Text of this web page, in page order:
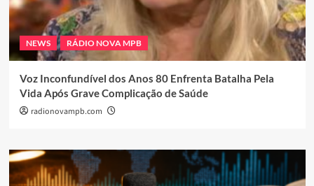
NEWS RÁDIO NOVA MPB
Voz Inconfundível dos Anos 80 Enfrenta Batalha Pela
Vida Após Grave Complicação de Saúde
radionovampb.com